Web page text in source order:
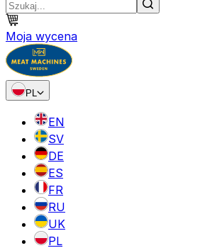
Moja wycena
PL
EN
SV
DE
ES
FR
RU
UK
PL